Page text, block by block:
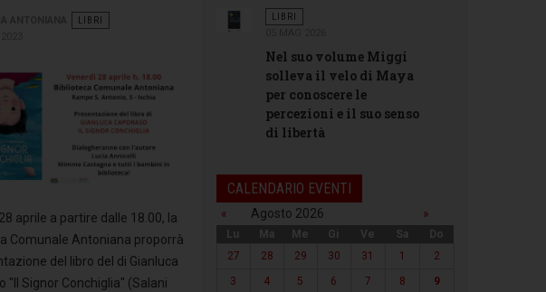
LIBRI
aprile a partire dalle 18.00, la
Comunale Antoniana proporrà
del libro del di Gianluca
"Il Signor Conchiglia" (Salani
LIBRI
Nel suo volume Miggi
solleva il velo di Maya
per conoscere le
percezioni e il suo senso
di libertà
CALENDARIO EVENTI
« Agosto 2026 »
Lu Ma Me Gi Ve Sa
Do
27
28 29 30 31 1
2
3
4 5 6 7 8
9